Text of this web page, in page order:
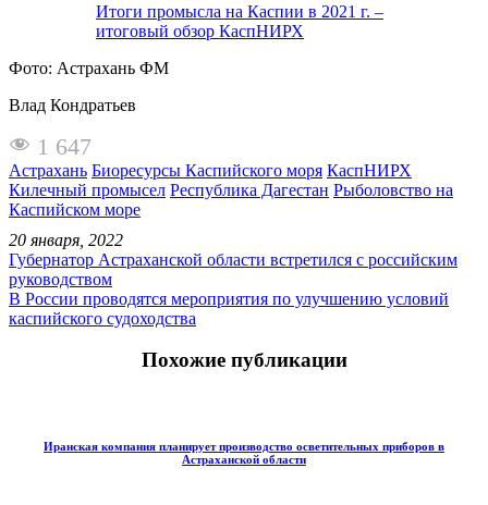
Итоги промысла на Каспии в 2021 г. –
итоговый обзор КаспНИРХ
Фото: Астрахань ФМ
Влад Кондратьев
1 647
Астрахань Биоресурсы Каспийского моря КаспНИРХ
Килечный промысел Республика Дагестан Рыболовство на
Каспийском море
20 января, 2022
Губернатор Астраханской области встретился с российским
руководством
В России проводятся мероприятия по улучшению условий
каспийского судоходства
Похожие публикации
Иранская компания планирует производство осветительных приборов в
Астраханской области